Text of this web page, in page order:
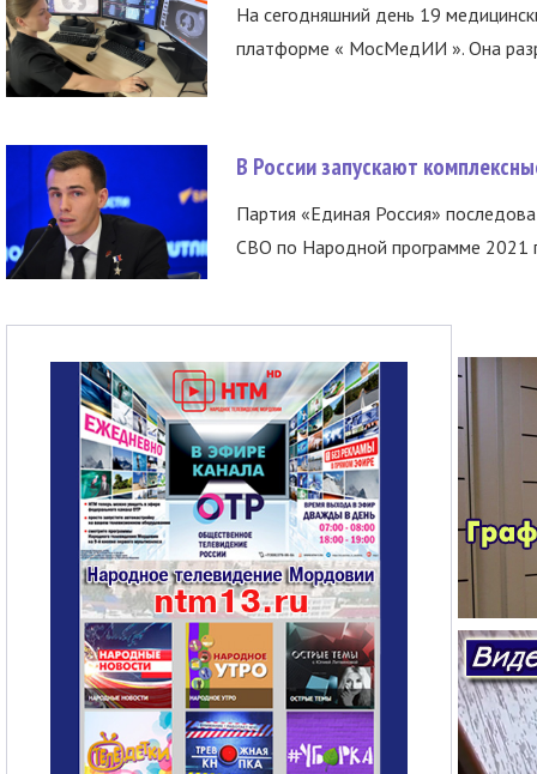
На сегодняшний день 19
платформе « МосМедИИ ». Она
В России запускают
Партия «Единая Россия»
СВО по Народной программе 2021